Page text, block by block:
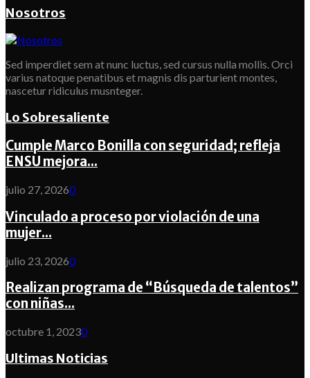
Nosotros
Sed imperdiet sem at nunc luctus, sed cursus nulla mollis. Orci
varius natoque penatibus et magnis dis parturient montes,
nascetur ridiculus musnteger.
Lo Sobresaliente
Cumple Marco Bonilla con seguridad; refleja
ENSU mejora...
julio 27, 20260
Vinculado a proceso por violación de una
mujer...
julio 23, 20260
Realizan programa de “Búsqueda de talentos”
con niñas...
octubre 1, 20230
Ultimas Noticias